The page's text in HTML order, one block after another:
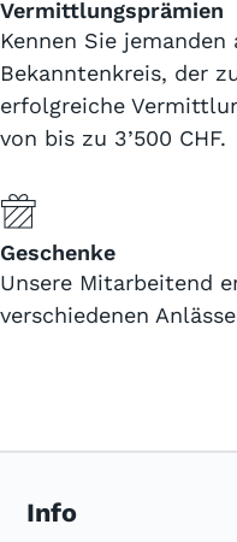
Vermittlungsprämien
Kennen Sie
Bekanntenkreis, der
erfolgreiche
von bis zu 3’500 CHF.
Geschenke
Unsere Mitarbeitend
verschiedenen
Info